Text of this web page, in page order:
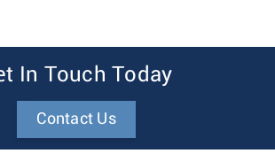
In Touch Today
Contact Us